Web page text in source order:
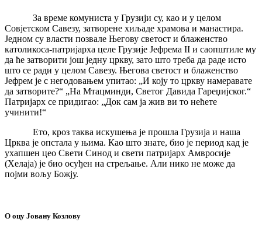
За време комуниста у Грузији су, као и у целом
Совјетском Савезу, затворене хиљаде храмова и манастира.
Једном су власти позвале Његову светост и блаженство
католикоса-патријарха целе Грузије Јефрема II и саопштиле му
да ће затворити још једну цркву, зато што треба да раде исто
што се ради у целом Савезу. Његова светост и блаженство
Јефрем је с негодовањем упитао: „И коју то цркву намеравате
да затворите?“ „На Мтацминди, Светог Давида Гареџијског.“
Патријарх се придигао: „Док сам ја жив ви то нећете
учинити!“
Ето, кроз таква искушења је прошла Грузија и наша
Црква је опстала у њима. Као што знате, био је период кад је
ухапшен цео Свети Синод и свети патријарх Амвросије
(Хелаја) је био осуђен на стрељање. Али нико не може да
појми вољу Божју.
О оцу Јовану Козлову